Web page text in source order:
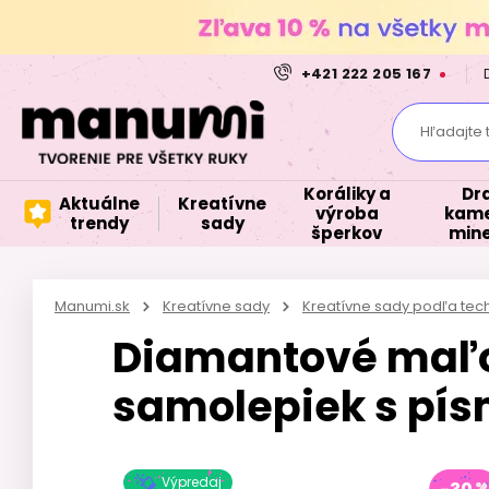
+421 222 205 167
Hľadajte
Aktuálne
trendy
Kreatívne
sady
Koráliky a
výroba
šperkov
Manumi.sk Kreatívne sady Kreatívne sady podľa
Diamantové
samolepiek s
Výpredaj